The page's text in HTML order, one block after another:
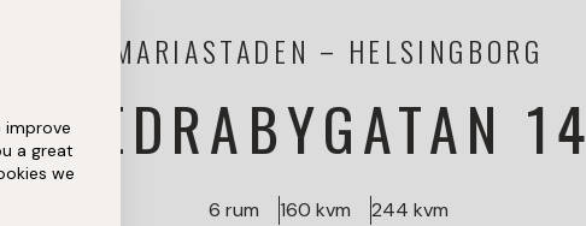
NEDRABYGATAN 14
MARIASTADEN HELSINGBORG
6 rum 160 kvm 244 kvm
improve
a great
we